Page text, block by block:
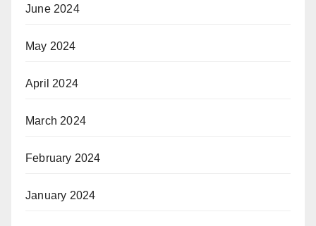
June 2024
May 2024
April 2024
March 2024
February 2024
January 2024